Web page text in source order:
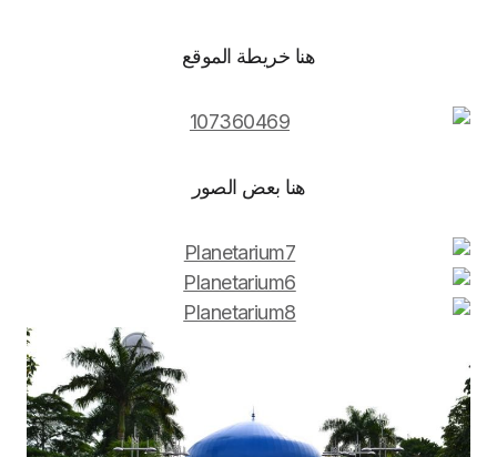
هنا خريطة الموقع
هنا بعض الصور